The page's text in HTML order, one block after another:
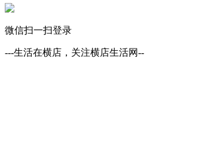
微信扫一扫登录
---生活在横店，关注横店生活网--